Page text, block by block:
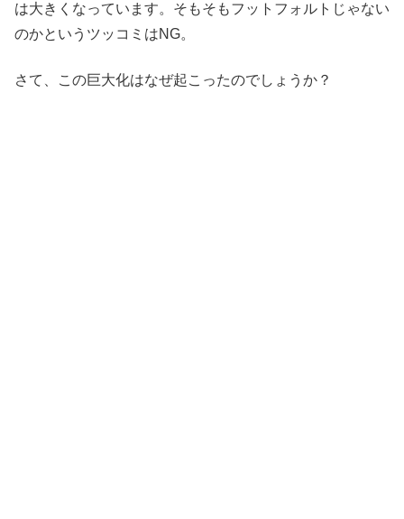
は大きくなっています。そもそもフットフォルトじゃない
のかというツッコミはNG。
さて、この巨大化はなぜ起こったのでしょうか？